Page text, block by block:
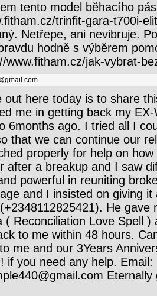
tento model běhacího
trinfit-gara-t700i-
Netřepe, ani nevibruje.
hodně s výběrem
www.fitham.cz/jak-vybrat-
out here today is to share
me in getting back my
6months ago. I tried all I
that we can continue our
properly for help on
after a breakup and I saw
powerful in reuniting
and I insisted on giving
He gave
( Reconciliation Love Spell
to me within 48 hours.
me and our 3Years
if you need any help. Email: